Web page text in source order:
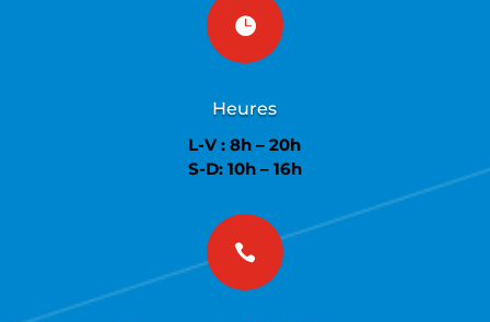

Heures
L-V : 8h – 20h
S-D: 10h – 16h
